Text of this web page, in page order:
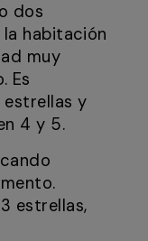
dos
habitación
muy
Es
y
4 y 5.
estrellas,